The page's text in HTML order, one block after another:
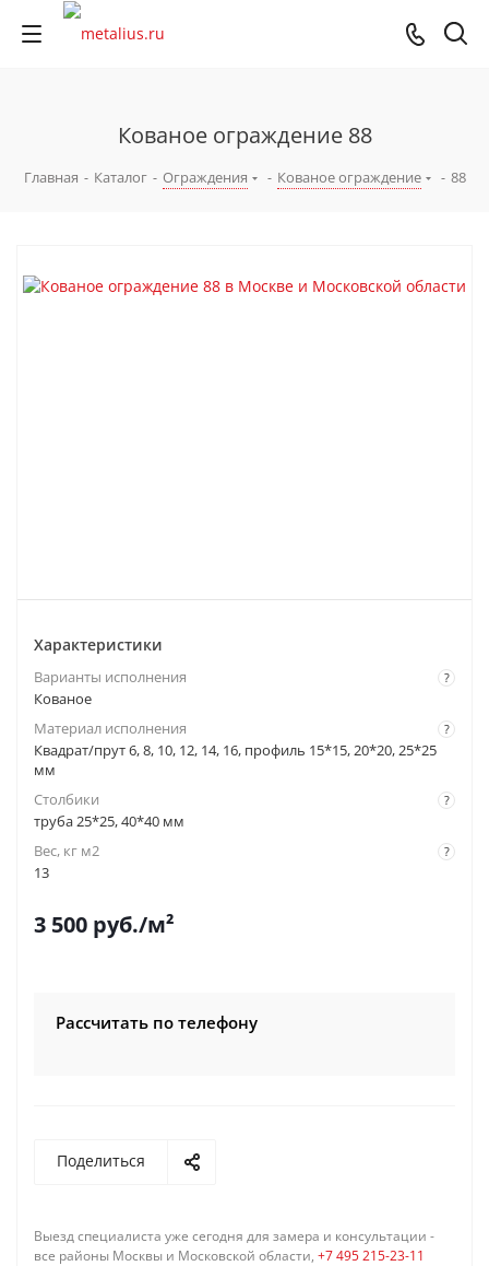
Кованое ограждение 88
Главная - Каталог - Ограждения - Кованое ограждение - 88
Характеристики
?
Варианты исполнения
Кованое
?
Материал исполнения
Квадрат/прут 6, 8, 10, 12, 14, 16, профиль 15*15, 20*20, 25*25
мм
?
Столбики
труба 25*25, 40*40 мм
?
Вес, кг м2
13
3 500 руб./м²
Рассчитать по телефону
Поделиться
Выезд специалиста уже сегодня для замера и консультации -
все районы Москвы и Московской области, +7 495 215-23-11